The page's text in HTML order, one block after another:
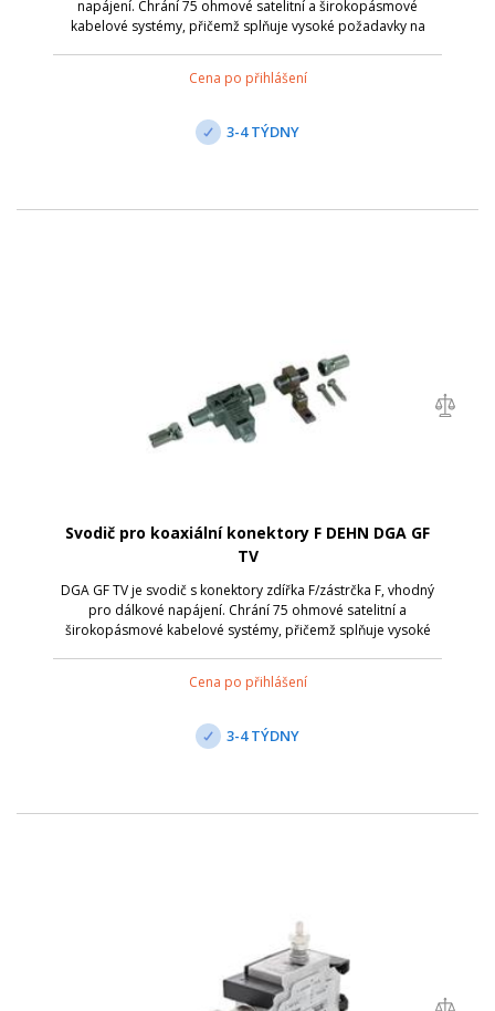
napájení. Chrání 75 ohmové satelitní a širokopásmové
kabelové systémy, přičemž splňuje vysoké požadavky na
Cena po přihlášení
3-4 TÝDNY
Svodič pro koaxiální konektory F DEHN DGA GF
TV
DGA GF TV je svodič s konektory zdířka F/zástrčka F, vhodný
pro dálkové napájení. Chrání 75 ohmové satelitní a
širokopásmové kabelové systémy, přičemž splňuje vysoké
Cena po přihlášení
3-4 TÝDNY